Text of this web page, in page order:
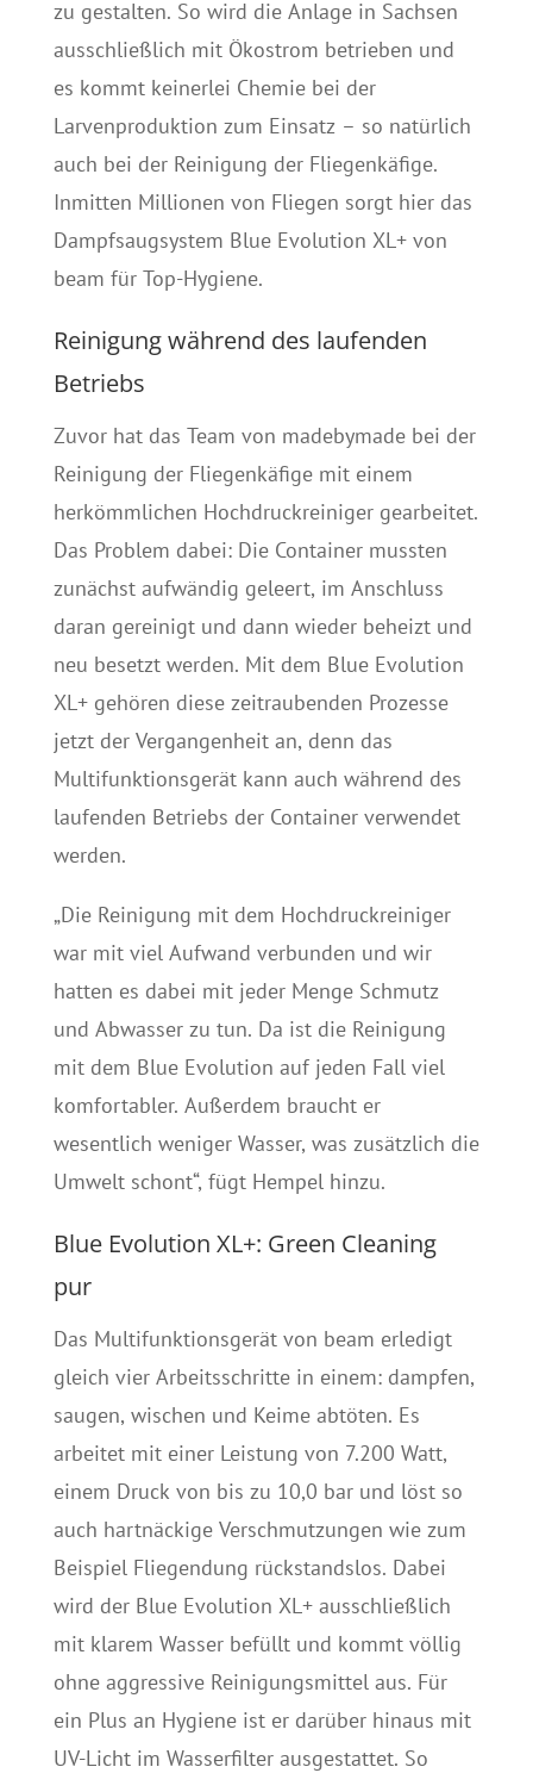
zu gestalten. So wird die Anlage in Sachsen
ausschließlich mit Ökostrom betrieben und
es kommt keinerlei Chemie bei der
Larvenproduktion zum Einsatz – so natürlich
auch bei der Reinigung der Fliegenkäfige.
Inmitten Millionen von Fliegen sorgt hier das
Dampfsaugsystem Blue Evolution XL+ von
beam für Top-Hygiene.
Reinigung während des laufenden
Betriebs
Zuvor hat das Team von madebymade bei der
Reinigung der Fliegenkäfige mit einem
herkömmlichen Hochdruckreiniger gearbeitet.
Das Problem dabei: Die Container mussten
zunächst aufwändig geleert, im Anschluss
daran gereinigt und dann wieder beheizt und
neu besetzt werden. Mit dem Blue Evolution
XL+ gehören diese zeitraubenden Prozesse
jetzt der Vergangenheit an, denn das
Multifunktionsgerät kann auch während des
laufenden Betriebs der Container verwendet
werden.
„Die Reinigung mit dem Hochdruckreiniger
war mit viel Aufwand verbunden und wir
hatten es dabei mit jeder Menge Schmutz
und Abwasser zu tun. Da ist die Reinigung
mit dem Blue Evolution auf jeden Fall viel
komfortabler. Außerdem braucht er
wesentlich weniger Wasser, was zusätzlich die
Umwelt schont“, fügt Hempel hinzu.
Blue Evolution XL+: Green Cleaning
pur
Das Multifunktionsgerät von beam erledigt
gleich vier Arbeitsschritte in einem: dampfen,
saugen, wischen und Keime abtöten. Es
arbeitet mit einer Leistung von 7.200 Watt,
einem Druck von bis zu 10,0 bar und löst so
auch hartnäckige Verschmutzungen wie zum
Beispiel Fliegendung rückstandslos. Dabei
wird der Blue Evolution XL+ ausschließlich
mit klarem Wasser befüllt und kommt völlig
ohne aggressive Reinigungsmittel aus. Für
ein Plus an Hygiene ist er darüber hinaus mit
UV-Licht im Wasserfilter ausgestattet. So